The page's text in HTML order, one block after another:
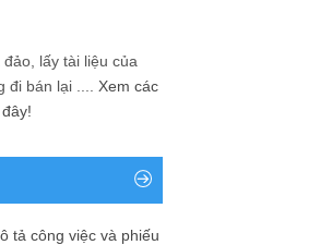
lấy tài liệu của
đi bán lại .... Xem các
tả công việc và phiếu